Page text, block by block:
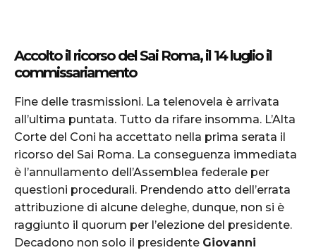
Accolto il ricorso del Sai Roma, il 14 luglio il
commissariamento
Fine delle trasmissioni. La telenovela è arrivata
all’ultima puntata. Tutto da rifare insomma. L’Alta
Corte del Coni ha accettato nella prima serata il
ricorso del Sai Roma. La conseguenza immediata
è l’annullamento dell’Assemblea federale per
questioni procedurali. Prendendo atto dell’errata
attribuzione di alcune deleghe, dunque, non si è
raggiunto il quorum per l’elezione del presidente.
Decadono non solo il presidente Giovanni